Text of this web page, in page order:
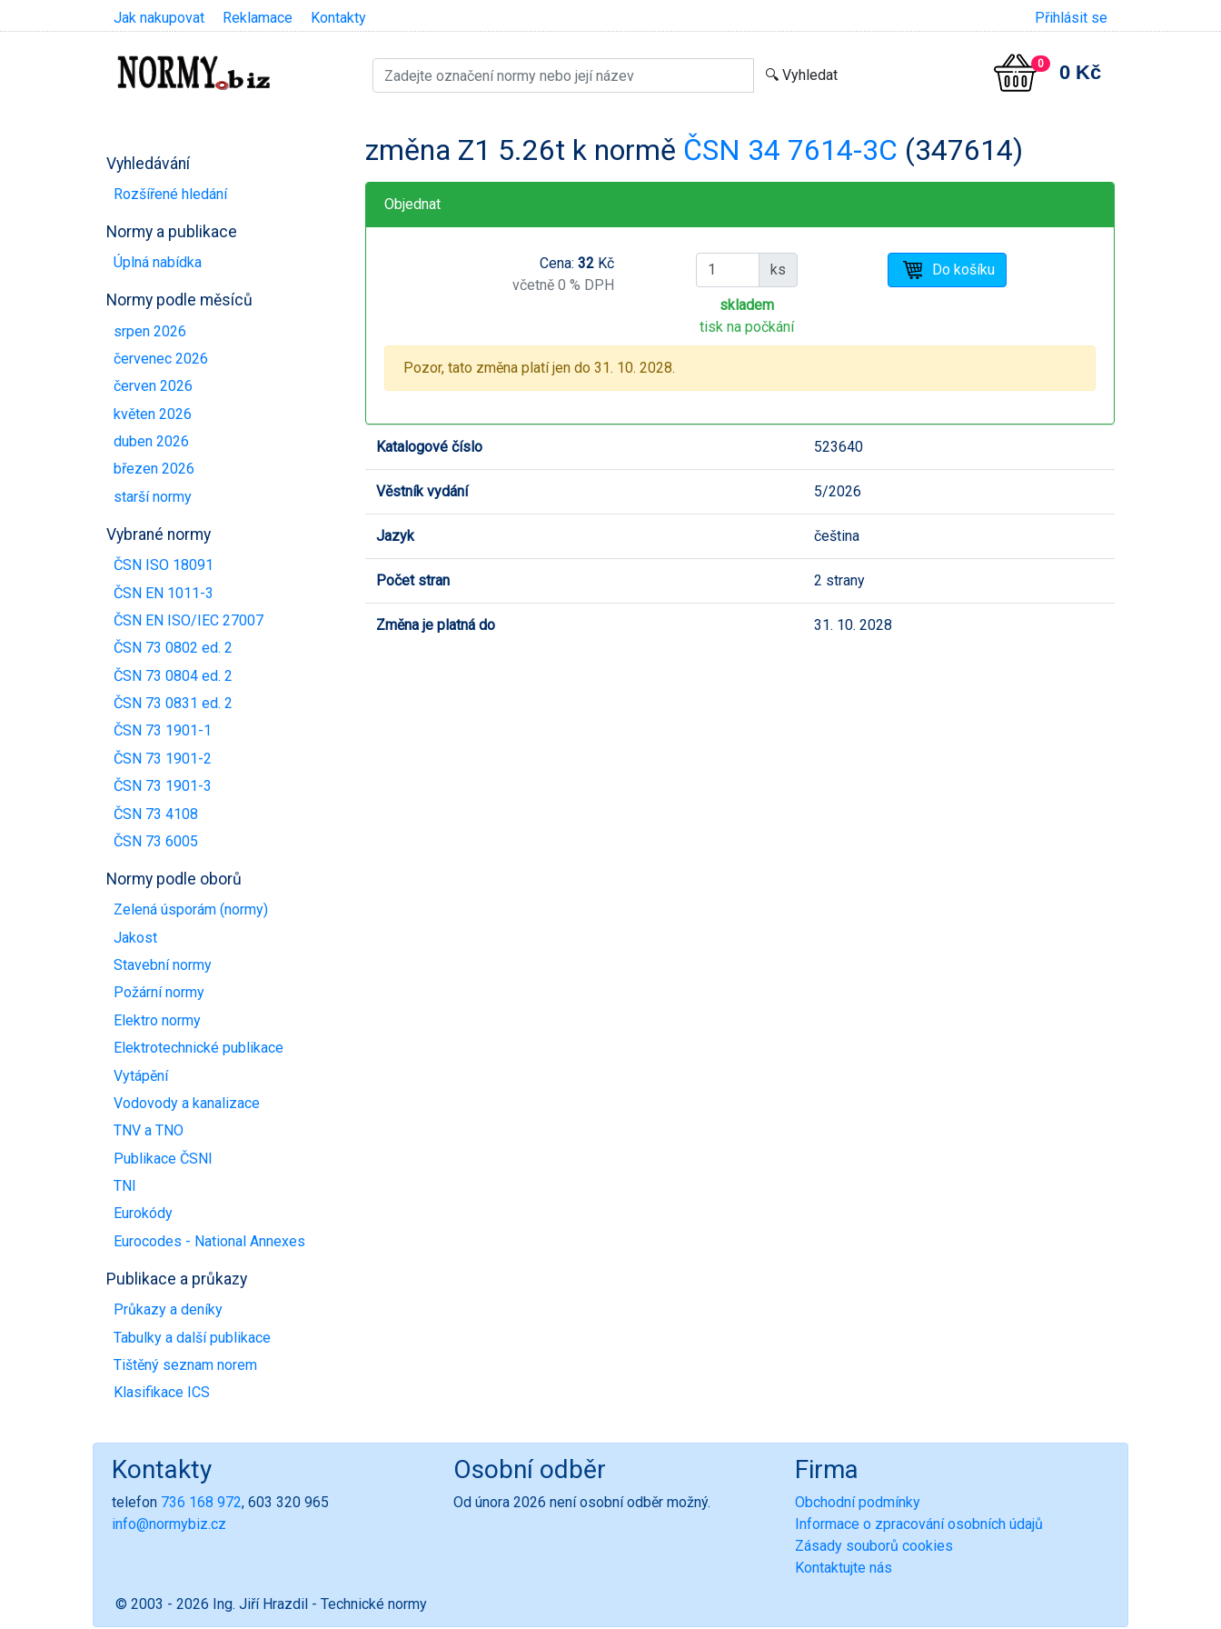
Jak nakupovat Reklamace Kontakty Přihlásit se
0 0 Kč
Vyhledávání
Rozšířené hledání
Normy a publikace
Úplná nabídka
Normy podle měsíců
srpen 2026
červenec 2026
červen 2026
květen 2026
duben 2026
březen 2026
starší normy
Vybrané normy
ČSN ISO 18091
ČSN EN 1011-3
ČSN EN ISO/IEC 27007
ČSN 73 0802 ed. 2
ČSN 73 0804 ed. 2
ČSN 73 0831 ed. 2
ČSN 73 1901-1
ČSN 73 1901-2
ČSN 73 1901-3
ČSN 73 4108
ČSN 73 6005
Normy podle oborů
Zelená úsporám (normy)
Jakost
Stavební normy
Požární normy
Elektro normy
Elektrotechnické publikace
Vytápění
Vodovody a kanalizace
TNV a TNO
Publikace ČSNI
TNI
Eurokódy
Eurocodes - National Annexes
Publikace a průkazy
Průkazy a deníky
Tabulky a další publikace
Tištěný seznam norem
Klasifikace ICS
změna Z1 5.26t k normě ČSN 34 7614-3C (347614)
Objednat
Cena: 32Kč
včetně 0 % DPH
ks
skladem
tisk na počkání
Pozor, tato změna platí jen do 31. 10. 2028.
Katalogové číslo 523640
Věstník vydání 5/2026
Jazyk čeština
Počet stran 2 strany
Změna je platná do 31. 10. 2028
Kontakty
telefon 736 168 972, 603 320 965
info@normybiz.cz
Osobní odběr
Od února 2026 není osobní odběr možný.
Firma
Obchodní podmínky
Informace o zpracování osobních údajů
Zásady souborů cookies
Kontaktujte nás
© 2003 - 2026 Ing. Jiří Hrazdil - Technické normy